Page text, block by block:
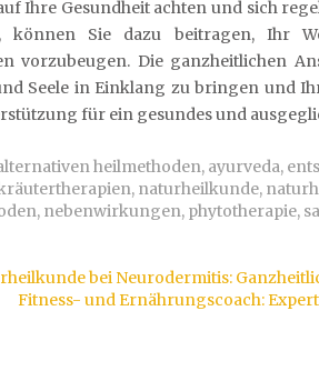
Ihre Gesundheit achten und sich
können Sie dazu beitragen, Ihr
vorzubeugen. Die ganzheitlichen
Seele in Einklang zu bringen und
für ein gesundes und
heilmethoden, ayurveda,
, naturheilkunde,
, nebenwirkungen, phytotherapie,
bei Neurodermitis:
Fitness- und Ernährungscoach: